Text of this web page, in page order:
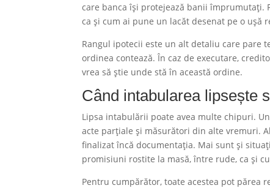
care banca își protejează banii împrumutați.
ca și cum ai pune un lacăt desenat pe o ușă
Rangul ipotecii este un alt detaliu care pare
ordinea contează. În caz de executare,
vrea să știe unde stă în această ordine.
Când intabularea lipsește
Lipsa intabulării poate avea multe chipuri.
acte parțiale și măsurători din alte vremuri.
finalizat încă documentația. Mai sunt și
promisiuni rostite la masă, între rude, ca și
Pentru cumpărător, toate acestea pot părea